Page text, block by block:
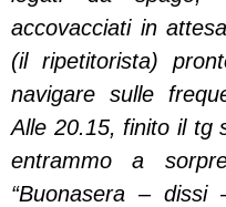
accovacciati in
(il ripetitorista)
navigare sulle
Alle 20.15, finito il tg
entrammo a
“Buonasera –